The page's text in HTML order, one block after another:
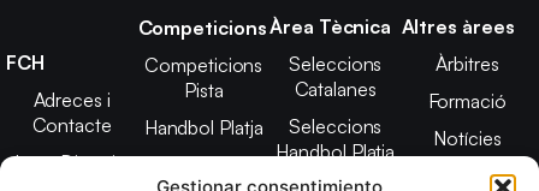
FCH
Adreces i
Contacte
Junta Directiva
Competicions
Competicions
Pista
Handbol Platja
Àrea Tècnica
Seleccions
Catalanes
Seleccions
Handbol Platja
Altres àrees
Àrbitres
Formació
Notícies
Adreces de